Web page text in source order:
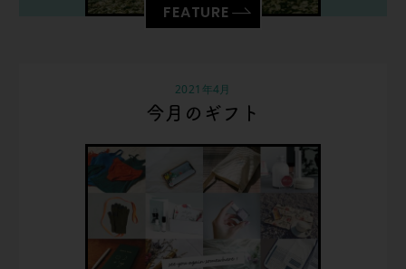
FEATURE
2021年4月
今月のギフト